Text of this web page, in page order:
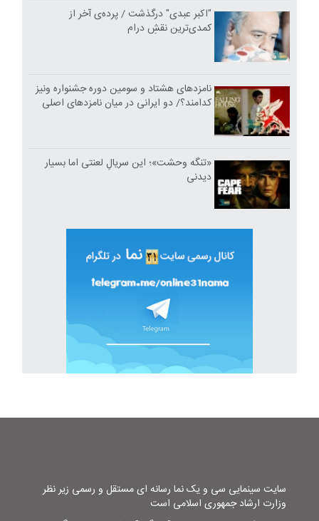
"اکبر عبدی" درگذشت / پرده‌ی آخر از
کمدی‌ترین نقشِ درام
نامزدهای هشتاد و سومین دوره جشنواره ونیز
کدامند؟/ دو ایرانی در میان نامزدهای اصلی
«تنگه وحشت»؛ این سریالِ لعنتی اما بسیار
دیدنی
سایت سینمایی سی و یک نما رسانه ای مستقل و رسمی زیر نظر
وزارت ارشاد جمهوری اسلامی است